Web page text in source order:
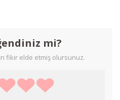
mi?
fikir elde etmiş olursunuz.